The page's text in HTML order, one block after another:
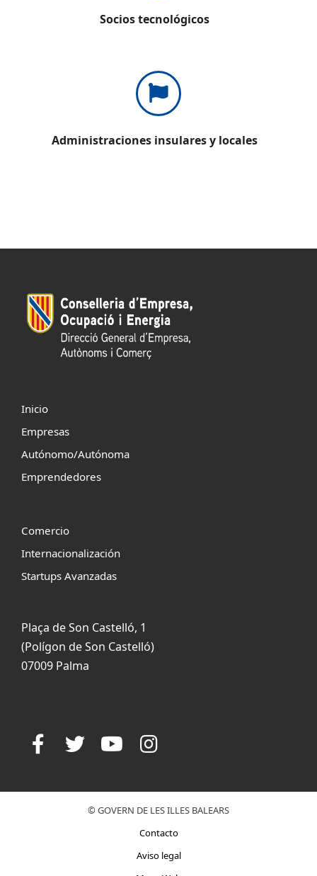
Socios tecnológicos
Administraciones insulares y locales
Inicio
Empresas
Autónomo/Autónoma
Emprendedores
Comercio
Internacionalización
Startups Avanzadas
Plaça de Son Castelló, 1
(Polígon de Son Castelló)
07009 Palma
© GOVERN DE LES ILLES BALEARS
Contacto
Aviso legal